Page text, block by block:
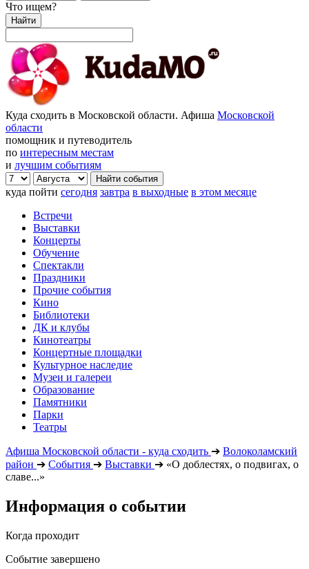
Что ищем?
Найти
Куда сходить в Московской области. Афиша Московской
области
помощник и путеводитель
по интересным местам
и лучшим событиям
куда пойти сегодня завтра в выходные в этом месяце
Встречи
Выставки
Концерты
Обучение
Спектакли
Праздники
Прочие события
Кино
Библиотеки
ДК и клубы
Кинотеатры
Концертные площадки
Культурное наследие
Музеи и галереи
Образование
Памятники
Парки
Театры
Афиша Московской области - куда сходить ➔ Волоколамский
район ➔ События ➔ Выставки ➔ «О доблестях, о подвигах, о
славе...»
Информация о событии
Когда проходит
Событие завершено